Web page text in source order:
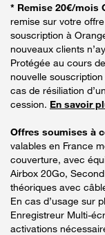
* Remise 20€/mois
remise sur votre
souscription à
nouveaux clients
Protégée au cours
nouvelle
cas de résiliation
cession. En savoir
Offres soumises à
valables en France
couverture, avec
Airbox 20Go,
théoriques avec
En cas d’usage sur
Enregistreur Multi-
activations